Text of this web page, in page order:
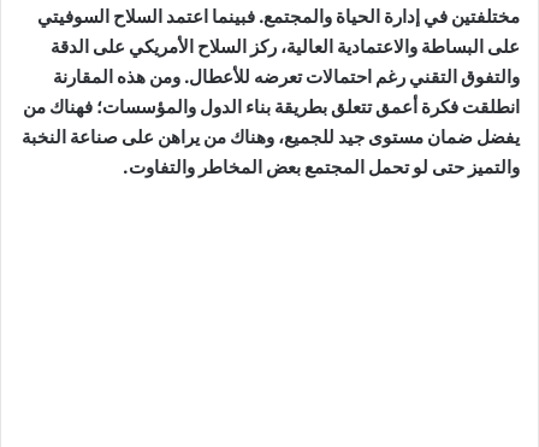
مختلفتين في إدارة الحياة والمجتمع. فبينما اعتمد السلاح السوفيتي
على البساطة والاعتمادية العالية، ركز السلاح الأمريكي على الدقة
والتفوق التقني رغم احتمالات تعرضه للأعطال. ومن هذه المقارنة
انطلقت فكرة أعمق تتعلق بطريقة بناء الدول والمؤسسات؛ فهناك من
يفضل ضمان مستوى جيد للجميع، وهناك من يراهن على صناعة النخبة
والتميز حتى لو تحمل المجتمع بعض المخاطر والتفاوت.